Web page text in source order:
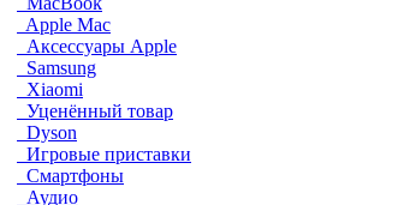
Apple Mac
Аксессуары Apple
Samsung
Xiaomi
Уценённый товар
Dyson
Игровые приставки
Смартфоны
Аудио